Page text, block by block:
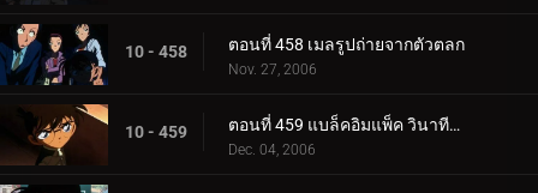
10 - 458 ตอนที่ 458 เมลรูปถ่ายจากตัวตลก
Nov. 27, 2006
10 - 459 ตอนที่ 459 แบล็คอิมแพ็ค วินาทีที่อยู่ในเงื้อมมือองค์กร (ตอนพิเศษ ตอนแรก) ยอดนักสืบจิ๋วโคนัน เดอะ.
Dec. 04, 2006